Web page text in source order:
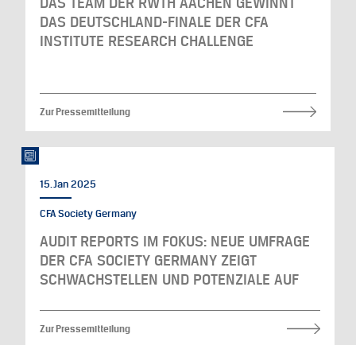
DAS DEUTSCHLAND-FINALE DER CFA
INSTITUTE RESEARCH CHALLENGE
Zur Pressemitteilung
15. Jan 2025
CFA Society Germany
AUDIT REPORTS IM FOKUS: NEUE UMFRAGE
DER CFA SOCIETY GERMANY ZEIGT
SCHWACHSTELLEN UND POTENZIALE AUF
Zur Pressemitteilung